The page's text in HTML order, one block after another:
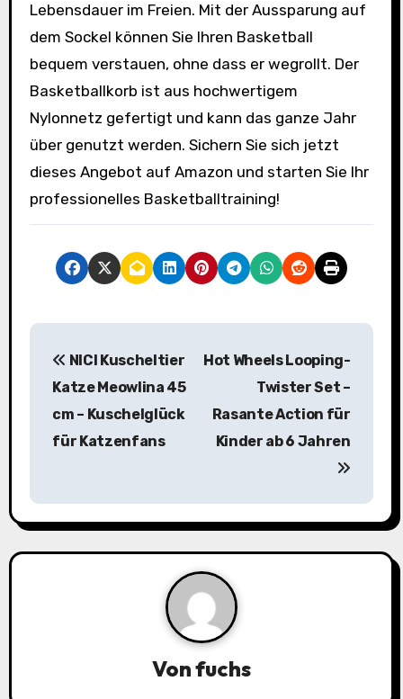
Lebensdauer im Freien. Mit der Aussparung auf
dem Sockel können Sie Ihren Basketball
bequem verstauen, ohne dass er wegrollt. Der
Basketballkorb ist aus hochwertigem
Nylonnetz gefertigt und kann das ganze Jahr
über genutzt werden. Sichern Sie sich jetzt
dieses Angebot auf Amazon und starten Sie Ihr
professionelles Basketballtraining!
B
a
g
NICI Kuscheltier
Katze Meowlina 45
cm – Kuschelglück
für Katzenfans
Hot Wheels Looping-
Twister Set –
Rasante Action für
Kinder ab 6 Jahren
Vonfuchs